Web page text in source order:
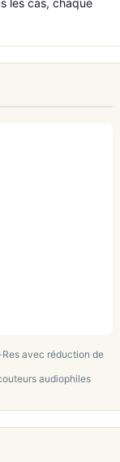
les cas, chaque
Res avec réduction de
audiophiles